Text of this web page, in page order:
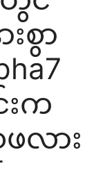
စွာ
းက
လား